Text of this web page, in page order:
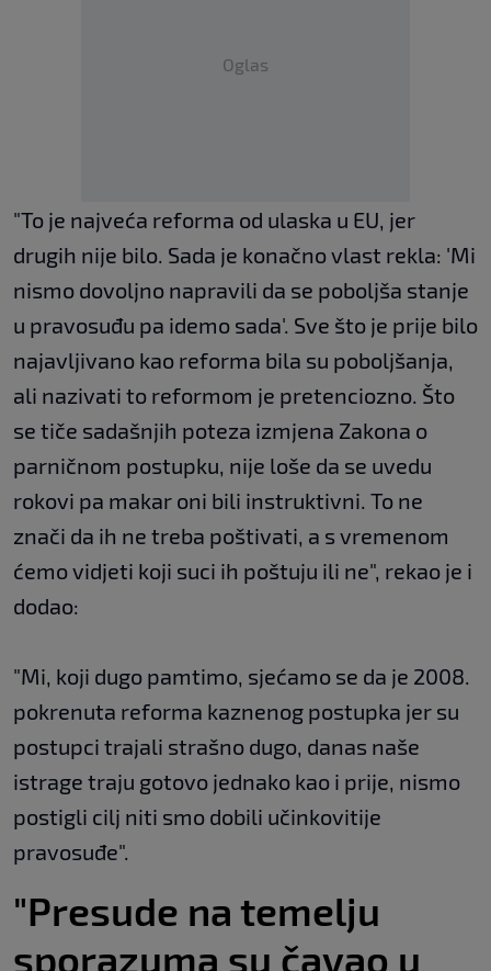
Oglas
"To je najveća reforma od ulaska u EU, jer
drugih nije bilo. Sada je konačno vlast rekla: 'Mi
nismo dovoljno napravili da se poboljša stanje
u pravosuđu pa idemo sada'. Sve što je prije bilo
najavljivano kao reforma bila su poboljšanja,
ali nazivati to reformom je pretenciozno. Što
se tiče sadašnjih poteza izmjena Zakona o
parničnom postupku, nije loše da se uvedu
rokovi pa makar oni bili instruktivni. To ne
znači da ih ne treba poštivati, a s vremenom
ćemo vidjeti koji suci ih poštuju ili ne", rekao je i
dodao:
"Mi, koji dugo pamtimo, sjećamo se da je 2008.
pokrenuta reforma kaznenog postupka jer su
postupci trajali strašno dugo, danas naše
istrage traju gotovo jednako kao i prije, nismo
postigli cilj niti smo dobili učinkovitije
pravosuđe".
"Presude na temelju
sporazuma su čavao u